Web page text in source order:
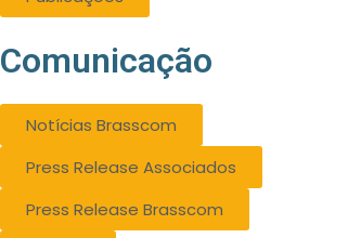
Comunicação
Notícias Brasscom
Press Release Associados
Press Release Brasscom